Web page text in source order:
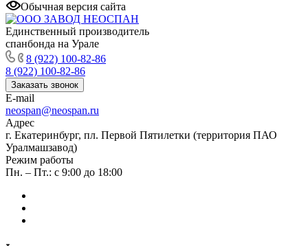
Обычная версия сайта
Единственный производитель
спанбонда на Урале
8 (922) 100-82-86
8 (922) 100-82-86
Заказать звонок
E-mail
neospan@neospan.ru
Адрес
г. Екатеринбург, пл. Первой Пятилетки (территория ПАО
Уралмашзавод)
Режим работы
Пн. – Пт.: с 9:00 до 18:00